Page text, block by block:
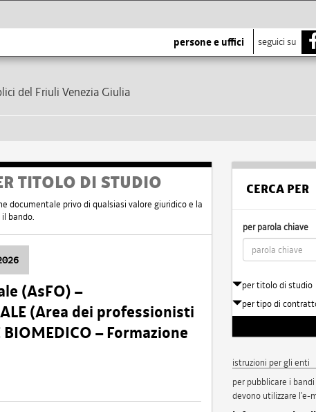
persone e uffici seguici su
del Friuli Venezia Giulia
TITOLO DI STUDIO
documentale privo di qualsiasi valore giuridico e la
bando.
(AsFO) –
(Area dei professionisti
– Formazione
CERCA PER
per parola chiave
per titolo di studio
per tipo di
istruzioni per gli enti
per pubblicare i
devono utilizzare l'e-